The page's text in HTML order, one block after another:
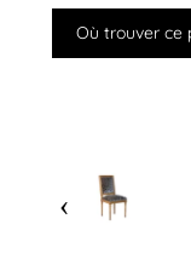
Où trouver ce